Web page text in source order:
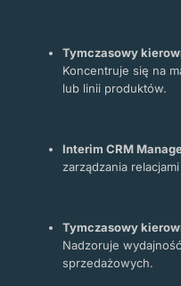
Tymczasowy
Koncentruje się na
lub linii produktów.
Interim CRM
zarządzania
Tymczasowy
Nadzoruje
sprzedażowych.